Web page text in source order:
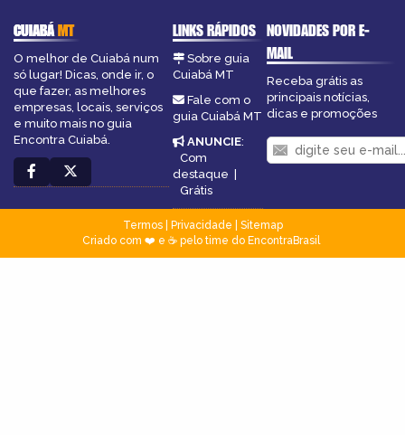
CUIABÁMT
O melhor de Cuiabá num
só lugar! Dicas, onde ir, o
que fazer, as melhores
empresas, locais, serviços
e muito mais no guia
Encontra Cuiabá.
LINKS RÁPIDOS
Sobre guia
Cuiabá MT
Fale com o
guia Cuiabá MT
ANUNCIE:
Com
destaque |
Grátis
NOVIDADES POR E-
MAIL
Receba grátis as
principais notícias,
dicas e promoções
Termos| Privacidade
Sitemap
Criado com ❤️ e ☕ pelo time do EncontraBrasil